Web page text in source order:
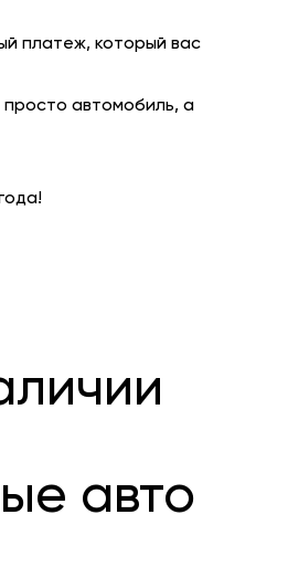
платеж, который вас
автомобиль, а
авто